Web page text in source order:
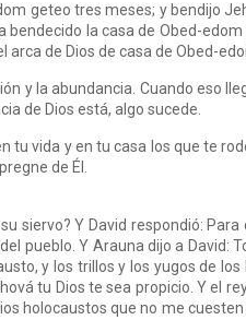
geteo tres meses; y bendijo
bendecido la casa de Obed-
de Dios de casa de Obed-
y la abundancia. Cuando eso
de Dios está, algo sucede.
tu vida y en tu casa los que te
de Él.
siervo? Y David respondió:
pueblo. Y Arauna dijo a David:
y los trillos y los yugos de
tu Dios te sea propicio. Y el
holocaustos que no me